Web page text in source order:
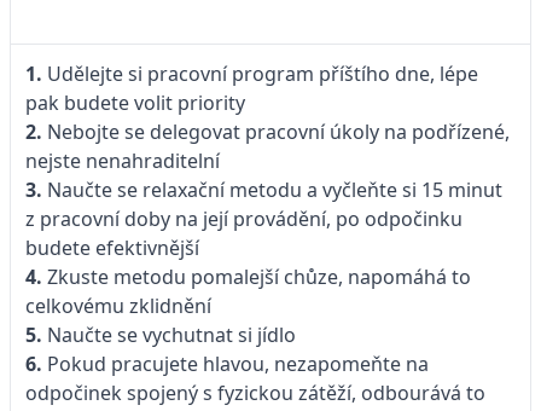
1. Udělejte si pracovní program příštího dne, lépe
pak budete volit priority
2. Nebojte se delegovat pracovní úkoly na podřízené,
nejste nenahraditelní
3. Naučte se relaxační metodu a vyčleňte si 15 minut
z pracovní doby na její provádění, po odpočinku
budete efektivnější
4. Zkuste metodu pomalejší chůze, napomáhá to
celkovému zklidnění
5. Naučte se vychutnat si jídlo
6. Pokud pracujete hlavou, nezapomeňte na
odpočinek spojený s fyzickou zátěží, odbourává to